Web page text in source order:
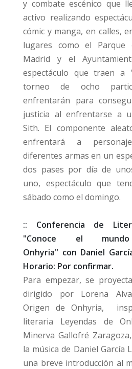
y combate escénico que
activo realizando
cómic y manga, en calles,
lugares como el Parque
Madrid y el
espectáculo que traen a
torneo de ocho
enfrentarán para
justicia al enfrentarse a
Sith. El componente
enfrentará a
diferentes armas en un
dos pases por día de
uno, espectáculo que
sábado como el domingo.
:: Conferencia de
"Conoce el
Onhyria" con Daniel
Horario: Por confirmar.
Para empezar, se
dirigido por Lorena
Origen de Onhyria,
literaria Leyendas de
Minerva Gallofré
la música de Daniel García
una breve introducción al